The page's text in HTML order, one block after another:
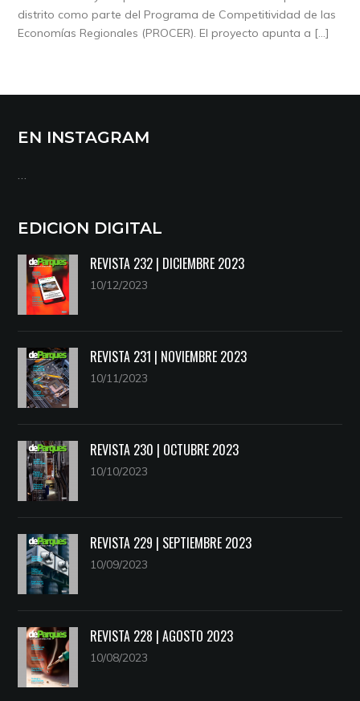
distrito como parte del Programa de Competitividad de las
Economías Regionales (PROCER). El proyecto apunta a […]
EN INSTAGRAM
EDICION DIGITAL
REVISTA 232 | DICIEMBRE 2023
10/12/2023
REVISTA 231 | NOVIEMBRE 2023
10/11/2023
REVISTA 230 | OCTUBRE 2023
10/10/2023
REVISTA 229 | SEPTIEMBRE 2023
10/09/2023
REVISTA 228 | AGOSTO 2023
10/08/2023